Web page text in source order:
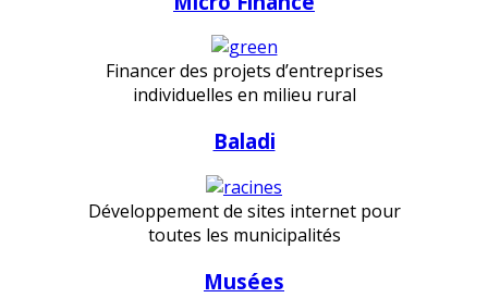
Financer des projets d’entreprises
individuelles en milieu rural
Baladi
Développement de sites internet pour
toutes les municipalités
Musées